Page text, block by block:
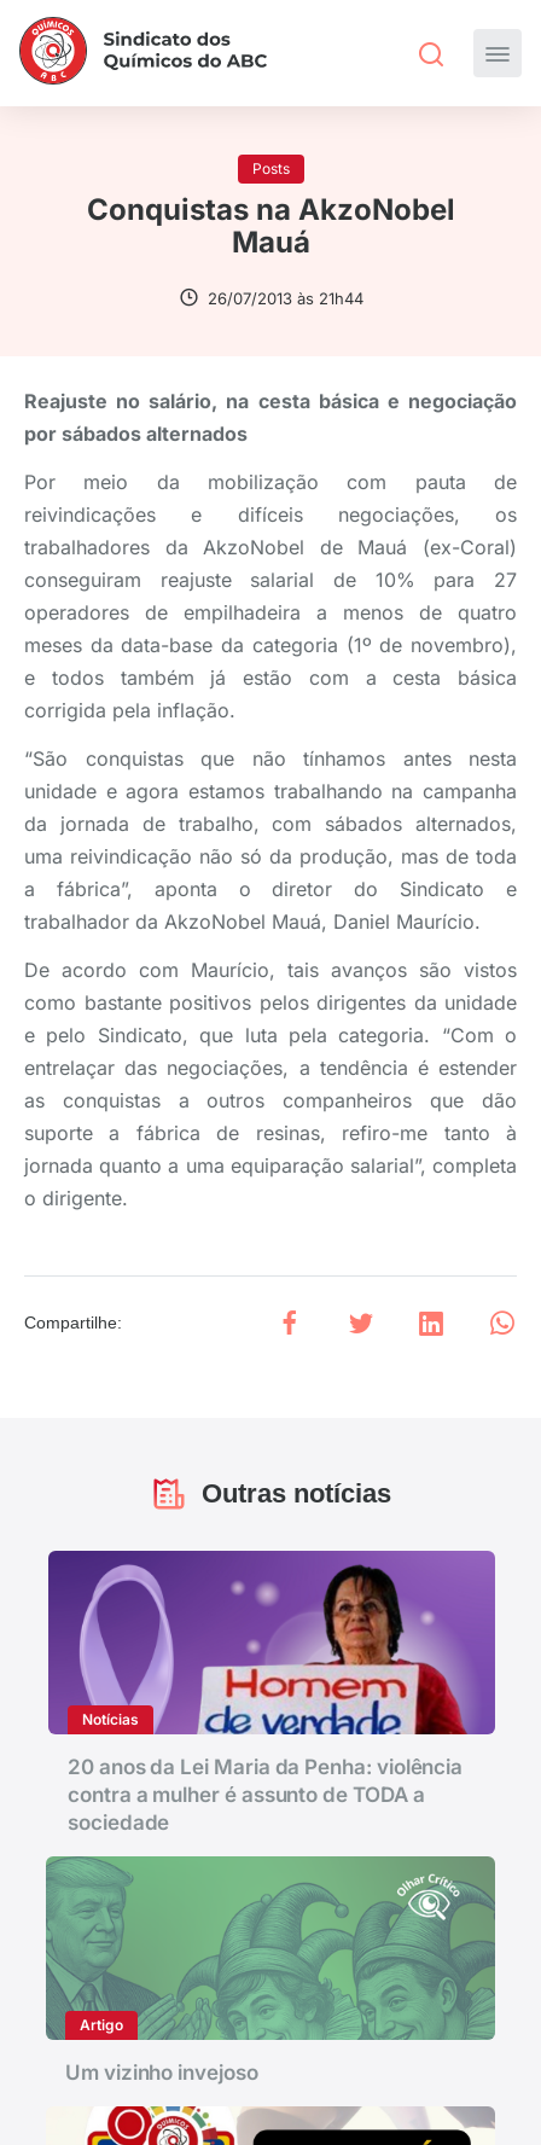
Posts
Conquistas na AkzoNobel
Mauá
26/07/2013 às 21h44
Reajuste no salário, na cesta básica e negociação
por sábados alternados
Por meio da mobilização com pauta de
reivindicações e difíceis negociações, os
trabalhadores da AkzoNobel de Mauá (ex-Coral)
conseguiram reajuste salarial de 10% para 27
operadores de empilhadeira a menos de quatro
meses da data-base da categoria (1º de novembro),
e todos também já estão com a cesta básica
corrigida pela inflação.
“São conquistas que não tínhamos antes nesta
unidade e agora estamos trabalhando na campanha
da jornada de trabalho, com sábados alternados,
uma reivindicação não só da produção, mas de toda
a fábrica”, aponta o diretor do Sindicato e
trabalhador da AkzoNobel Mauá, Daniel Maurício.
De acordo com Maurício, tais avanços são vistos
como bastante positivos pelos dirigentes da unidade
e pelo Sindicato, que luta pela categoria. “Com o
entrelaçar das negociações, a tendência é estender
as conquistas a outros companheiros que dão
suporte a fábrica de resinas, refiro-me tanto à
jornada quanto a uma equiparação salarial”, completa
o dirigente.
Compartilhe:
Outras notícias
Notícias
20 anos da Lei Maria da Penha: violência
contra a mulher é assunto de TODA a
sociedade
Artigo
Um vizinho invejoso